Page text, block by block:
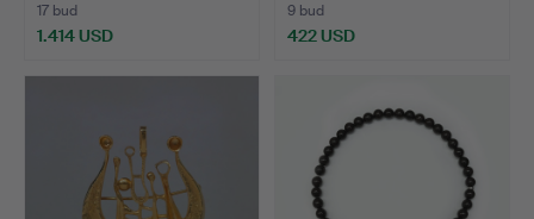
17 bud
1.414 USD
9 bud
422 USD